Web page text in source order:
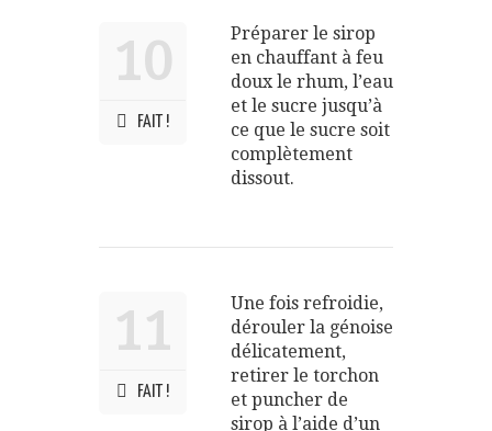
10
FAIT !
Préparer le sirop
en chauffant à feu
doux le rhum, l’eau
et le sucre jusqu’à
ce que le sucre soit
complètement
dissout.
11
FAIT !
Une fois refroidie,
dérouler la génoise
délicatement,
retirer le torchon
et puncher de
sirop à l’aide d’un